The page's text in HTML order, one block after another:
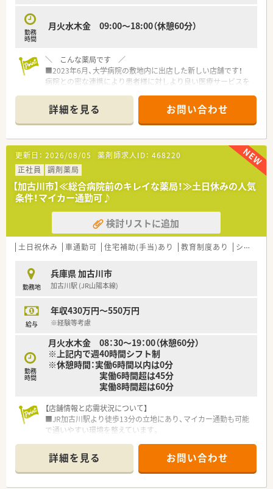
勤務
時間
月火水木金 09:00～18:00（休憩60分）
＼ こんな薬局です ／
■2023年6月、大学病院の敷地内に出店した新しい店舗です！
病院との密な連携により患者様に対しより良い医療サービスを
■平日18時まで！土日祝お休み予定のワークライフバランスの
取りやすい店舗
■オープニングスタッフとして薬局の立上げ業務から携われる
環境です！
＼休日休暇・福利厚生について／
■年間休日は113日、半日＋半日で1日休みというカウントはせ
ず、1日単位でのお休みです。
■産前・産後休暇・育児休暇（子が最長2歳まで）の他、介護休暇・
看護休暇などございます。
■時短勤務はお子様が小学校を卒業するまで利用可能です。
■会社都合でのご自宅からの通勤ができない場合は、社宅制度
（規定あり）も適用されます。
■全国に店舗展開をしている大手調剤・ドラッグストアの企業で
す。
■調剤事業を中心に、OTC販売・在宅・訪問看護など、ヘルスケア
詳細を見る お問い合わせ
更新日： 2026/08/05 薬剤師求人ID： 468220
正社員
調剤薬局
【加古川市】≪総合病院前のキレイな薬局！≫土日休みの人気
条件！マイカー通勤可♪
検討リストに追加
土日祝休み 車通勤可 住宅補助(手当)あり 教育制度あり シフト制
勤務地
兵庫県 加古川市
加古川駅 (JR山陽本線)
給与
年収430万円～550万円
※経験等考慮
勤務
時間
月火水木金 08：30～19：00（休憩60分）
※上記内で週40時間シフト制
※休憩時間：実働6時間以内は0分
実働6時間超は45分
実働8時間超は60分
【店舗情報と応需状況について】
■JR加古川駅より徒歩13分の立地にあり、マイカー通勤も可能
で通いやすい環境を整えています。
処方箋を応需しています。
■薬剤師は常勤8名を含む計10名体制で、事務員も5名在籍し手
厚い人員配置を整えています。
詳細を見る お問い合わせ